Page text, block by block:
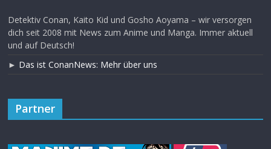
Detektiv Conan, Kaito Kid und Gosho Aoyama – wir versorgen
dich seit 2008 mit News zum Anime und Manga. Immer aktuell
und auf Deutsch!
► Das ist ConanNews: Mehr über uns
Partner